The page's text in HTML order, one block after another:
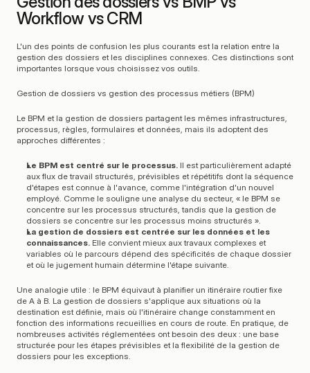
Workflow vs CRM
L'un des points de confusion les plus courants est la relation entre la
gestion des dossiers et les disciplines connexes. Ces distinctions sont
importantes lorsque vous choisissez vos outils.
Gestion de dossiers vs gestion des processus métiers (BPM)
Le BPM et la gestion de dossiers partagent les mêmes infrastructures,
processus, règles, formulaires et données, mais ils adoptent des
approches différentes :
Le BPM est centré sur le processus. Il est particulièrement adapté
aux flux de travail structurés, prévisibles et répétitifs dont la séquence
d'étapes est connue à l'avance, comme l'intégration d'un nouvel
employé. Comme le souligne une analyse du secteur, « le BPM se
concentre sur les processus structurés, tandis que la gestion de
dossiers se concentre sur les processus moins structurés ».
La gestion de dossiers est centrée sur les données et les
connaissances. Elle convient mieux aux travaux complexes et
variables où le parcours dépend des spécificités de chaque dossier
et où le jugement humain détermine l'étape suivante.
Une analogie utile : le BPM équivaut à planifier un itinéraire routier fixe
de A à B. La gestion de dossiers s'applique aux situations où la
destination est définie, mais où l'itinéraire change constamment en
fonction des informations recueillies en cours de route. En pratique, de
nombreuses activités réglementées ont besoin des deux : une base
structurée pour les étapes prévisibles et la flexibilité de la gestion de
dossiers pour les exceptions.